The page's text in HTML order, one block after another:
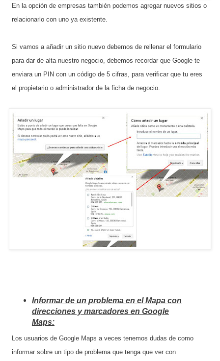
En la opción de empresas también podemos agregar nuevos sitios o
relacionarlo con uno ya existente.
Si vamos a añadir un sitio nuevo debemos de rellenar el formulario
para dar de alta nuestro negocio, debemos recordar que Google te
enviara un PIN con un código de 5 cifras, para verificar que tu eres
el propietario o administrador de la ficha de negocio.
Informar de un problema en el Mapacon
direcciones y marcadores en Google
Maps:
Los usuarios de Google Maps a veces tenemos dudas de como
informar sobre un tipo de problema que tenga que ver con